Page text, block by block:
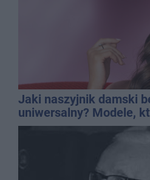
Jaki naszyjnik damski
uniwersalny? Modele,
wielu stylizacji